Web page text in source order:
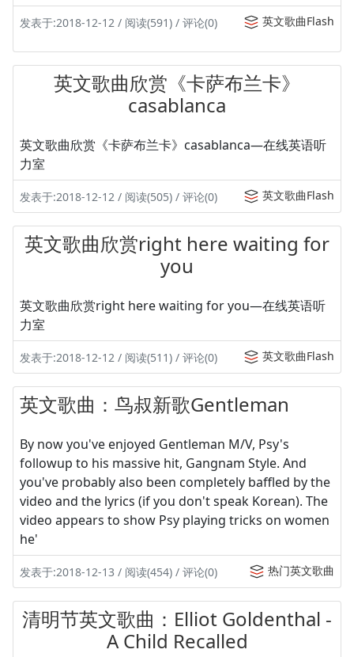
发表于:2018-12-12 / 阅读(591) / 评论(0) 英文歌曲Flash
英文歌曲欣赏《卡萨布兰卡》
casablanca
英文歌曲欣赏《卡萨布兰卡》casablanca—在线英语听
力室
发表于:2018-12-12 / 阅读(505) / 评论(0) 英文歌曲Flash
英文歌曲欣赏right here waiting for
you
英文歌曲欣赏right here waiting for you—在线英语听
力室
发表于:2018-12-12 / 阅读(511) / 评论(0) 英文歌曲Flash
英文歌曲：鸟叔新歌Gentleman
By now you've enjoyed Gentleman M/V, Psy's
followup to his massive hit, Gangnam Style. And
you've probably also been completely baffled by the
video and the lyrics (if you don't speak Korean). The
video appears to show Psy playing tricks on women
he'
发表于:2018-12-13 / 阅读(454) / 评论(0) 热门英文歌曲
清明节英文歌曲：Elliot Goldenthal -
A Child Recalled